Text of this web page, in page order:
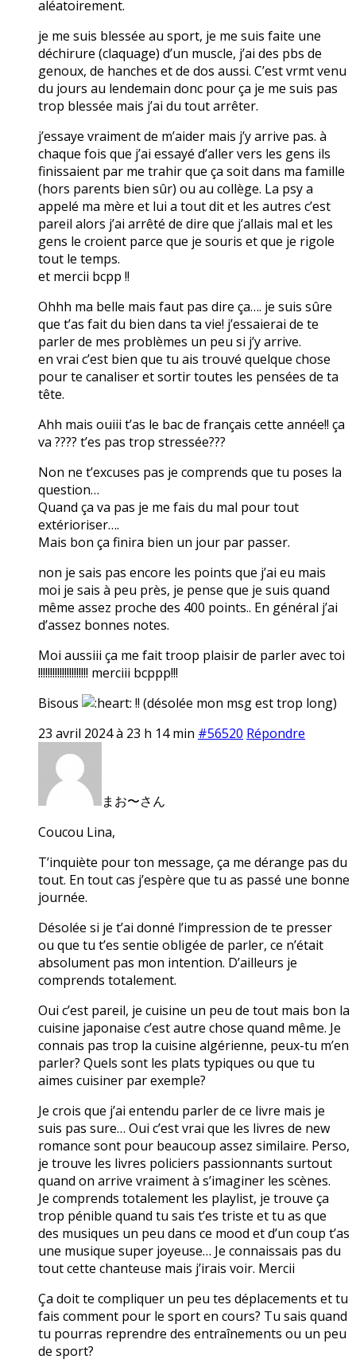
aléatoirement.
je me suis blessée au sport, je me suis faite une
déchirure (claquage) d’un muscle, j’ai des pbs de
genoux, de hanches et de dos aussi. C’est vrmt venu
du jours au lendemain donc pour ça je me suis pas
trop blessée mais j’ai du tout arrêter.
j’essaye vraiment de m’aider mais j’y arrive pas. à
chaque fois que j’ai essayé d’aller vers les gens ils
finissaient par me trahir que ça soit dans ma famille
(hors parents bien sûr) ou au collège. La psy a
appelé ma mère et lui a tout dit et les autres c’est
pareil alors j’ai arrêté de dire que j’allais mal et les
gens le croient parce que je souris et que je rigole
tout le temps.
et mercii bcpp !!
Ohhh ma belle mais faut pas dire ça…. je suis sûre
que t’as fait du bien dans ta vie! j’essaierai de te
parler de mes problèmes un peu si j’y arrive.
en vrai c’est bien que tu ais trouvé quelque chose
pour te canaliser et sortir toutes les pensées de ta
tête.
Ahh mais ouiii t’as le bac de français cette année!! ça
va ???? t’es pas trop stressée???
Non ne t’excuses pas je comprends que tu poses la
question…
Quand ça va pas je me fais du mal pour tout
extérioriser….
Mais bon ça finira bien un jour par passer.
non je sais pas encore les points que j’ai eu mais
moi je sais à peu près, je pense que je suis quand
même assez proche des 400 points.. En général j’ai
d’assez bonnes notes.
Moi aussiii ça me fait troop plaisir de parler avec toi
!!!!!!!!!!!!!!!!!!!!! merciii bcppp!!!
Bisous
!! (désolée mon msg est trop long)
23 avril 2024 à 23 h 14 min #56520 Répondre
まお〜さん
Coucou Lina,
T’inquiète pour ton message, ça me dérange pas du
tout. En tout cas j’espère que tu as passé une bonne
journée.
Désolée si je t’ai donné l’impression de te presser
ou que tu t’es sentie obligée de parler, ce n’était
absolument pas mon intention. D’ailleurs je
comprends totalement.
Oui c’est pareil, je cuisine un peu de tout mais bon la
cuisine japonaise c’est autre chose quand même. Je
connais pas trop la cuisine algérienne, peux-tu m’en
parler? Quels sont les plats typiques ou que tu
aimes cuisiner par exemple?
Je crois que j’ai entendu parler de ce livre mais je
suis pas sure… Oui c’est vrai que les livres de new
romance sont pour beaucoup assez similaire. Perso,
je trouve les livres policiers passionnants surtout
quand on arrive vraiment à s’imaginer les scènes.
Je comprends totalement les playlist, je trouve ça
trop pénible quand tu sais t’es triste et tu as que
des musiques un peu dans ce mood et d’un coup t’as
une musique super joyeuse… Je connaissais pas du
tout cette chanteuse mais j’irais voir. Mercii
Ça doit te compliquer un peu tes déplacements et tu
fais comment pour le sport en cours? Tu sais quand
tu pourras reprendre des entraînements ou un peu
de sport?